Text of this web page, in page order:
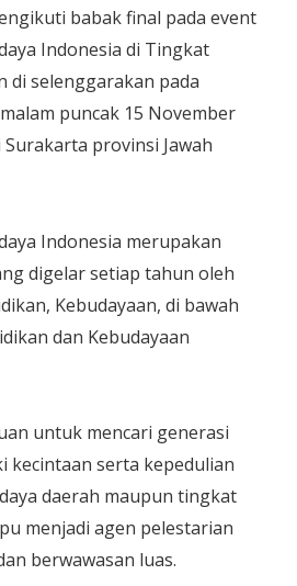
babak final pada event
Indonesia di Tingkat
di selenggarakan pada
puncak 15 November
provinsi Jawah
Indonesia merupakan
digelar setiap tahun oleh
Kebudayaan, di bawah
dan Kebudayaan
untuk mencari generasi
kecintaan serta kepedulian
daerah maupun tingkat
menjadi agen pelestarian
berwawasan luas.